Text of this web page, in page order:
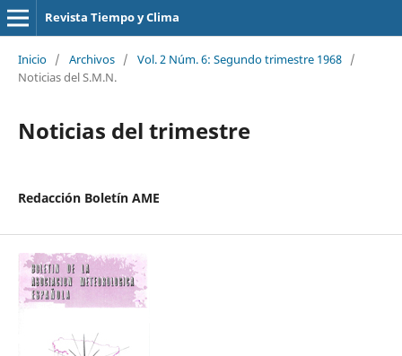
Revista Tiempo y Clima
Inicio / Archivos / Vol. 2 Núm. 6: Segundo trimestre 1968 /
Noticias del S.M.N.
Noticias del trimestre
Redacción Boletín AME